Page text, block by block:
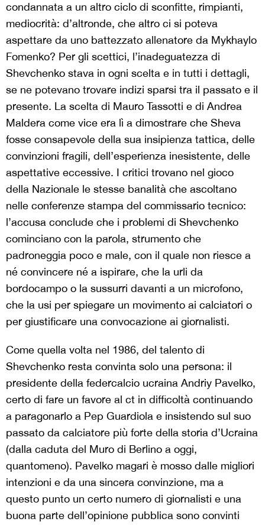
condannata a un altro ciclo di sconfitte, rimpianti,
mediocrità: d’altronde, che altro ci si poteva
aspettare da uno battezzato allenatore da Mykhaylo
Fomenko? Per gli scettici, l’inadeguatezza di
Shevchenko stava in ogni scelta e in tutti i dettagli,
se ne potevano trovare indizi sparsi tra il passato e il
presente. La scelta di Mauro Tassotti e di Andrea
Maldera come vice era lì a dimostrare che Sheva
fosse consapevole della sua insipienza tattica, delle
convinzioni fragili, dell’esperienza inesistente, delle
aspettative eccessive. I critici trovano nel gioco
della Nazionale le stesse banalità che ascoltano
nelle conferenze stampa del commissario tecnico:
l’accusa conclude che i problemi di Shevchenko
cominciano con la parola, strumento che
padroneggia poco e male, con il quale non riesce a
né convincere né a ispirare, che la urli da
bordocampo o la sussurri davanti a un microfono,
che la usi per spiegare un movimento ai calciatori o
per giustificare una convocazione ai giornalisti.
Come quella volta nel 1986, del talento di
Shevchenko resta convinta solo una persona: il
presidente della federcalcio ucraina Andriy Pavelko,
certo di fare un favore al ct in difficoltà continuando
a paragonarlo a Pep Guardiola e insistendo sul suo
passato da calciatore più forte della storia d’Ucraina
(dalla caduta del Muro di Berlino a oggi,
quantomeno). Pavelko magari è mosso dalle migliori
intenzioni e da una sincera convinzione, ma a
questo punto un certo numero di giornalisti e una
buona parte dell’opinione pubblica sono convinti